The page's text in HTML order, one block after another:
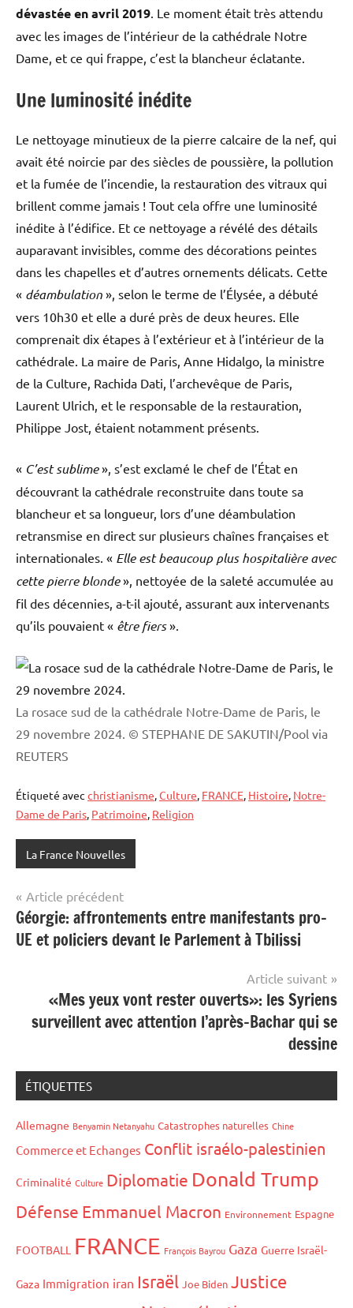
dévastée en avril 2019. Le moment était très attendu
avec les images de l’intérieur de la cathédrale Notre
Dame, et ce qui frappe, c’est la blancheur éclatante.
Une luminosité inédite
Le nettoyage minutieux de la pierre calcaire de la nef, qui
avait été noircie par des siècles de poussière, la pollution
et la fumée de l’incendie, la restauration des vitraux qui
brillent comme jamais ! Tout cela offre une luminosité
inédite à l’édifice. Et ce nettoyage a révélé des détails
auparavant invisibles, comme des décorations peintes
dans les chapelles et d’autres ornements délicats. Cette
« déambulation », selon le terme de l’Élysée, a débuté
vers 10h30 et elle a duré près de deux heures. Elle
comprenait dix étapes à l’extérieur et à l’intérieur de la
cathédrale. La maire de Paris, Anne Hidalgo, la ministre
de la Culture, Rachida Dati, l’archevêque de Paris,
Laurent Ulrich, et le responsable de la restauration,
Philippe Jost, étaient notamment présents.
« C’est sublime», s’est exclamé le chef de l’État en
découvrant la cathédrale reconstruite dans toute sa
blancheur et sa longueur, lors d’une déambulation
retransmise en direct sur plusieurs chaînes françaises et
internationales. « Elle est beaucoup plus hospitalière avec
cette pierre blonde», nettoyée de la saleté accumulée au
fil des décennies, a-t-il ajouté, assurant aux intervenants
qu’ils pouvaient « être fiers».
La rosace sud de la cathédrale Notre-Dame de Paris, le
29 novembre 2024. © STEPHANE DE SAKUTIN/Pool via
REUTERS
Étiqueté avec christianisme,Culture, FRANCE, Histoire, Notre-
Dame de Paris, Patrimoine, Religion
La France Nouvelles
Navigation
de
l’article
Article précédent
Géorgie: affrontements entre manifestants pro-
UE et policiers devant le Parlement à Tbilissi
Article suivant
«Mes yeux vont rester ouverts»: les Syriens
surveillent avec attention l’après-Bachar qui se
dessine
ÉTIQUETTES
Allemagne Benyamin Netanyahu Catastrophes naturelles Chine
Commerce et Echanges Conflit israélo-palestinien
Criminalité Culture Diplomatie Donald Trump
Défense Emmanuel Macron Environnement Espagne
FOOTBALL FRANCE François Bayrou Gaza Guerre Israël-
Gaza Immigration iran Israël Joe Biden Justice